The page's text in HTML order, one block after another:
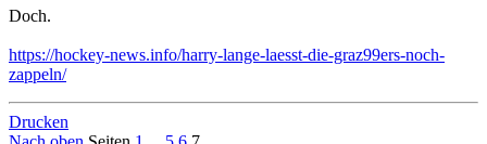
Doch.
https://hockey-news.info/harry-lange-laesst-die-graz99ers-noch-
zappeln/
Drucken